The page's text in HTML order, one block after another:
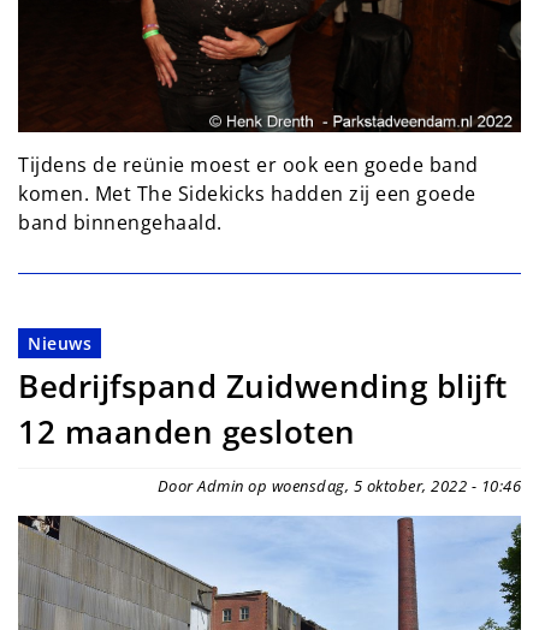
Tijdens de reünie moest er ook een goede band
komen. Met The Sidekicks hadden zij een goede
band binnengehaald.
Nieuws
Bedrijfspand Zuidwending blijft
12 maanden gesloten
Door Admin op woensdag, 5 oktober, 2022 - 10:46